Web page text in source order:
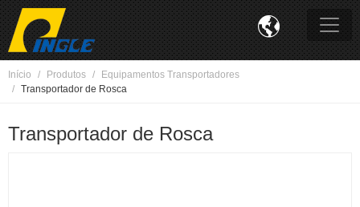

Início Produtos
Equipamentos Transportadores
Transportador de Rosca
Transportador de Rosca